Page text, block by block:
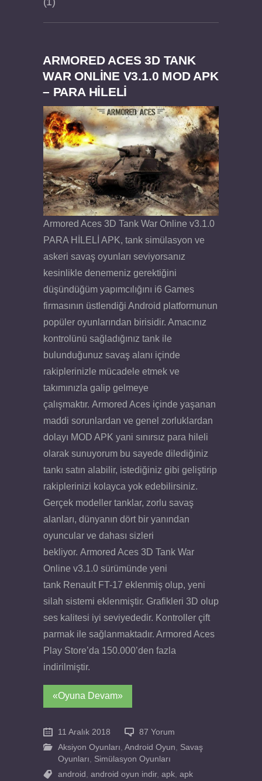
Dream Road Multiplayer v1.4.2 PARA HİLELİ
APK
Felix the Reaper v1.25 FULL APK
ARMORED ACES 3D TANK
WAR ONLINE V3.1.0 MOD APK
– PARA HİLELİ
Armored Aces 3D Tank War Online v3.1.0
PARA HİLELİ APK, tank simülasyon ve
askeri savaş oyunları seviyorsanız
kesinlikle denemeniz gerektiğini
düşündüğüm yapımcılığını i6 Games
firmasının üstlendiği Android platformunun
popüler oyunlarından birisidir. Amacınız
kontrolünü sağladığınız tank ile
bulunduğunuz savaş alanı içinde
rakiplerinizle mücadele etmek ve
takımınızla galip gelmeye
çalışmaktır. Armored Aces içinde yaşanan
maddi sorunlardan ve genel zorluklardan
dolayı MOD APK yani sınırsız para hileli
olarak sunuyorum bu sayede dilediğiniz
tankı satın alabilir, istediğiniz gibi geliştirip
rakiplerinizi kolayca yok edebilirsiniz.
Gerçek modeller tanklar, zorlu savaş
alanları, dünyanın dört bir yanından
oyuncular ve dahası sizleri
bekliyor. Armored Aces 3D Tank War
Online v3.1.0 sürümünde yeni
tank Renault FT-17 eklenmiş olup, yeni
silah sistemi eklenmiştir. Grafikleri 3D olup
ses kalitesi iyi seviyededir. Kontroller çift
parmak ile sağlanmaktadır. Armored Aces
Play Store’da 150.000’den fazla
indirilmiştir.
«Oyuna Devam»
11 Aralık 2018
87 Yorum
Aksiyon Oyunları, Android Oyun, Savaş
Oyunları, Simülasyon Oyunları
android , android oyun indir, apk, apk